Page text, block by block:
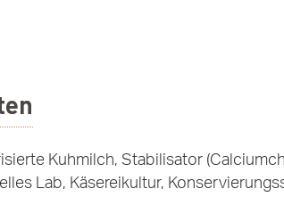
Kuhmilch, Stabilisator
Lab, Käsereikultur,